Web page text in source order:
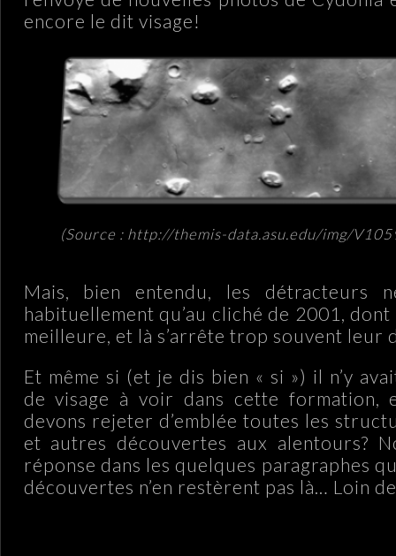
encore le dit visage!
(Source : http://themis-data.asu.edu/img/
Mais, bien entendu, les détracteurs
habituellement qu’au cliché de 2001,
meilleure, et là s’arrête trop souvent leur
Et même si (et je dis bien « si ») il n’y
de visage à voir dans cette formation,
devons rejeter d’emblée toutes les
et autres découvertes aux alentours?
réponse dans les quelques paragraphes
découvertes n’en restèrent pas là… Loin